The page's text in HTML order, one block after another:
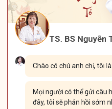
TS. BS Nguyễn
Chào cô chú anh chị, tôi
Mọi người có thể gửi câu
đây, tôi sẽ phản hồi sớm